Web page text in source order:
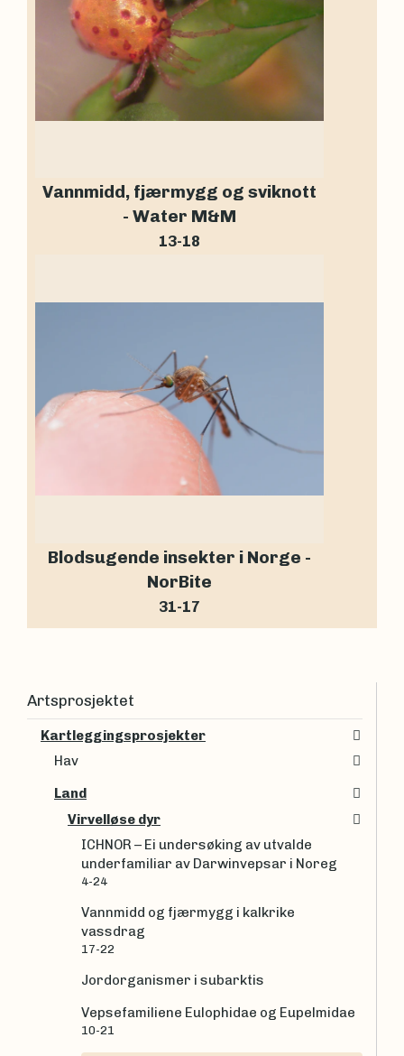
Vannmidd, fjærmygg og sviknott
- Water M&M
13-18
Blodsugende insekter i Norge -
NorBite
31-17
Artsprosjektet
Kartleggingsprosjekter
Hav
Land
Virvelløse dyr
ICHNOR – Ei undersøking av utvalde
underfamiliar av Darwinvepsar i Noreg
4-24
Vannmidd og fjærmygg i kalkrike
vassdrag
17-22
Jordorganismer i subarktis
Vepsefamiliene Eulophidae og Eupelmidae
10-21